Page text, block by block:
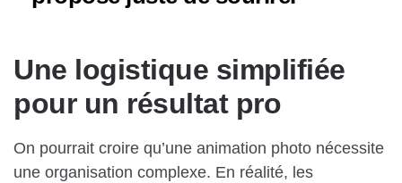
Une logistique simplifiée
pour un résultat pro
On pourrait croire qu’une animation photo nécessite
une organisation complexe. En réalité, les